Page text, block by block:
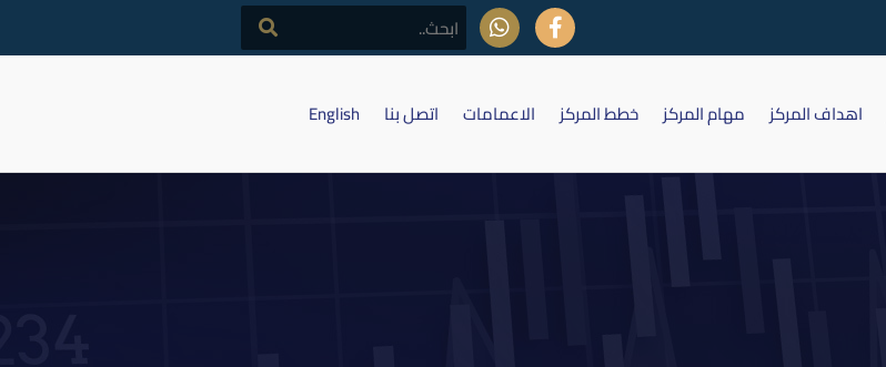
اهداف المركز مهام المركز خطط المركز الاعمامات اتصل بنا English